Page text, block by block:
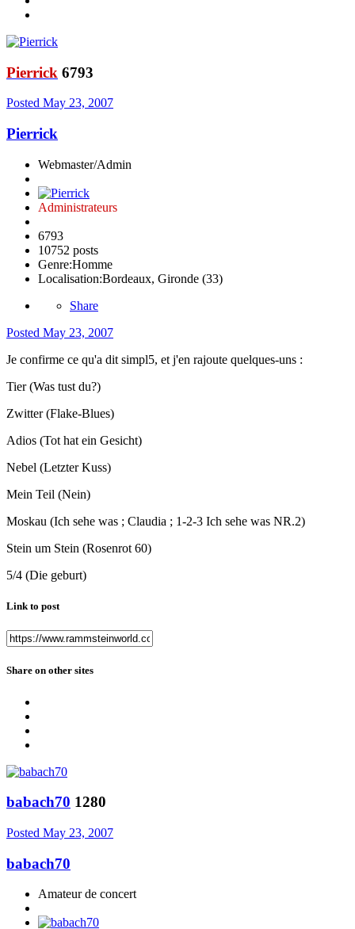
Pierrick 6793
Posted May 23, 2007
Pierrick
Webmaster/Admin
Administrateurs
6793
10752 posts
Genre:Homme
Localisation:Bordeaux, Gironde (33)
Share
Posted May 23, 2007
Je confirme ce qu'a dit simpl5, et j'en rajoute quelques-uns :
Tier (Was tust du?)
Zwitter (Flake-Blues)
Adios (Tot hat ein Gesicht)
Nebel (Letzter Kuss)
Mein Teil (Nein)
Moskau (Ich sehe was ; Claudia ; 1-2-3 Ich sehe was NR.2)
Stein um Stein (Rosenrot 60)
5/4 (Die geburt)
Link to post
Share on other sites
babach70 1280
Posted May 23, 2007
babach70
Amateur de concert